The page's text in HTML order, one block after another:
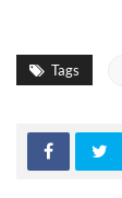
Tags